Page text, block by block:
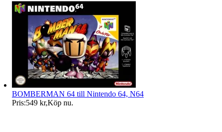
BOMBERMAN 64 till Nintendo 64, N64
Pris:549 kr,Köp nu.